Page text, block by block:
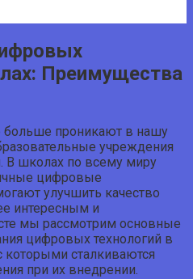
Преимущества
больше проникают в нашу
учреждения
В школах по всему миру
цифровые
улучшить качество
интересным и
мы рассмотрим основные
цифровых технологий в
сталкиваются
при их внедрении.